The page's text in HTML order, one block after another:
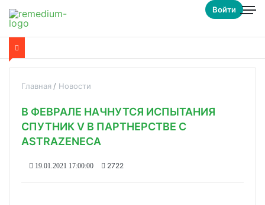
Войти
Главная Новости
В ФЕВРАЛЕ НАЧНУТСЯ ИСПЫТАНИЯ
СПУТНИК V В ПАРТНЕРСТВЕ С
ASTRAZENECA
19.01.2021 17:00:00 2722